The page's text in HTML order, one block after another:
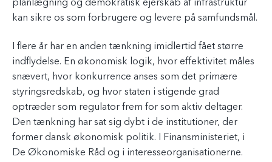
planlægning og demokratisk ejerskab af infrastruktur
kan sikre os som forbrugere og levere på samfundsmål.
I flere år har en anden tænkning imidlertid fået større
indflydelse. En økonomisk logik, hvor effektivitet måles
snævert, hvor konkurrence anses som det primære
styringsredskab, og hvor staten i stigende grad
optræder som regulator frem for som aktiv deltager.
Den tænkning har sat sig dybt i de institutioner, der
former dansk økonomisk politik. I Finansministeriet, i
De Økonomiske Råd og i interesseorganisationerne.